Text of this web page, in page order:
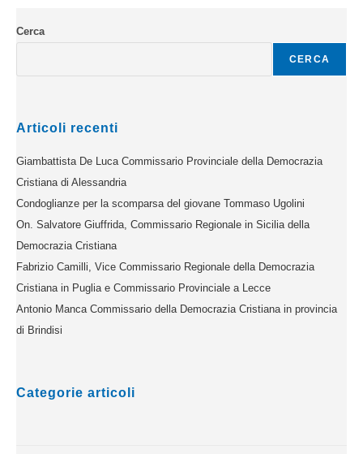
Cerca
CERCA
Articoli recenti
Giambattista De Luca Commissario Provinciale della Democrazia
Cristiana di Alessandria
Condoglianze per la scomparsa del giovane Tommaso Ugolini
On. Salvatore Giuffrida, Commissario Regionale in Sicilia della
Democrazia Cristiana
Fabrizio Camilli, Vice Commissario Regionale della Democrazia
Cristiana in Puglia e Commissario Provinciale a Lecce
Antonio Manca Commissario della Democrazia Cristiana in provincia
di Brindisi
Categorie articoli